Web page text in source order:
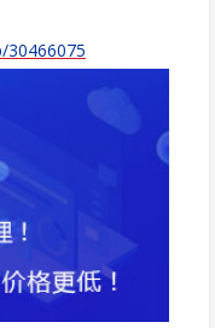
30466075